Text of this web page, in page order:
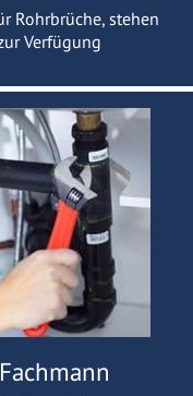
Rohrbrüche, stehen
Verfügung